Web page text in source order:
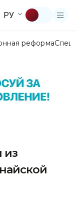
РУ
реформа
из